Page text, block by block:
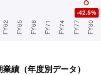
績（年度別データ）